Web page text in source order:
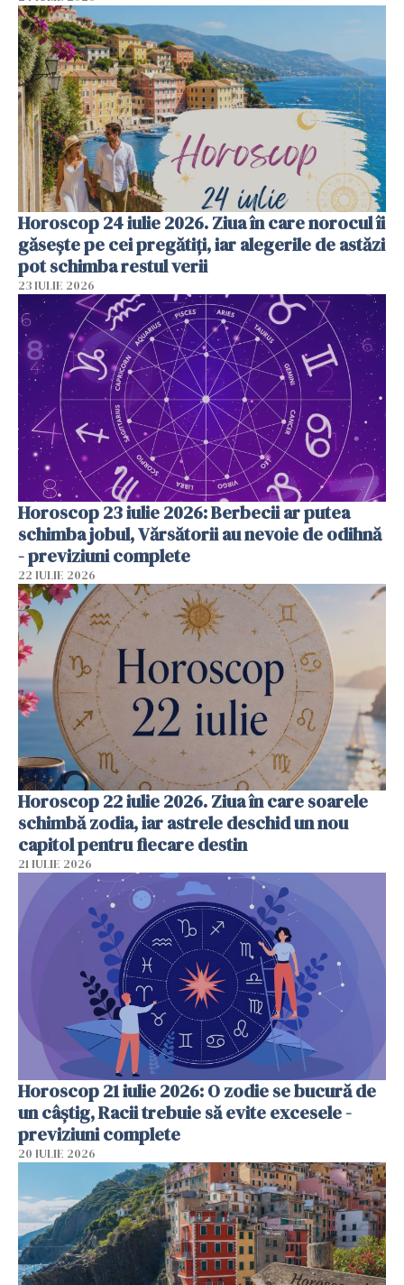
Horoscop 24 iulie 2026. Ziua în care norocul îi
găsește pe cei pregătiți, iar alegerile de astăzi
pot schimba restul verii
23 IULIE 2026
Horoscop 23 iulie 2026: Berbecii ar putea
schimba jobul, Vărsătorii au nevoie de odihnă
- previziuni complete
22 IULIE 2026
Horoscop 22 iulie 2026. Ziua în care soarele
schimbă zodia, iar astrele deschid un nou
capitol pentru fiecare destin
21 IULIE 2026
Horoscop 21 iulie 2026: O zodie se bucură de
un câștig, Racii trebuie să evite excesele -
previziuni complete
20 IULIE 2026